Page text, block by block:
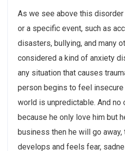
As we see above this
or a specific event, such as
disasters, bullying, and many
considered a kind of anxiety
any situation that causes
person begins to feel
world is unpredictable. And no
because he only love him but
business then he will go
develops and feels fear,